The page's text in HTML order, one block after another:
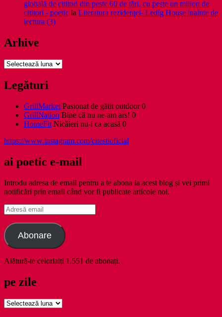
globală de cititori din peste 60 de țări, cu peste un milion de
cititori - poetic la Literatura rezidenţei- Ledig House inainte de
lectura (3)
Arhive
Arhive
Legături
GrillMarket Pasionat de gătit outdoor 0
GrillNation Bine că nu ne-am ars! 0
HomeFit Nicăieri nu-i ca acasă 0
https://www.instagram.com/citestioficial
ai poetic e-mail
Introdu adresa de email pentru a te abona la acest blog și vei primi
notificări prin email când vor fi publicate articole noi.
Adresă
email
Abonare
Alătură-te celorlalți 1.551 de abonați.
pe zile
pe